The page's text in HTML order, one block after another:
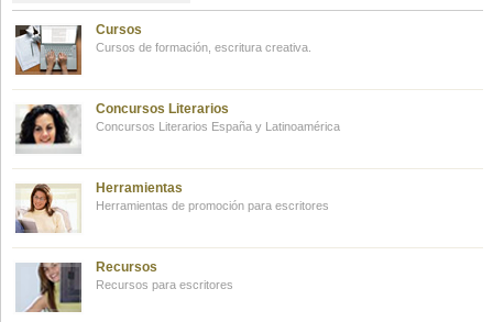
Cursos
Cursos de formación, escritura creativa.
Concursos Literarios
Concursos Literarios España y Latinoamérica
Herramientas
Herramientas de promoción para escritores
Recursos
Recursos para escritores